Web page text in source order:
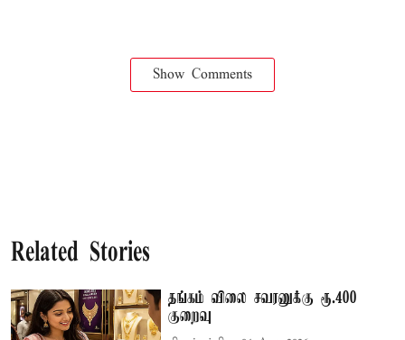
Show Comments
Related Stories
தங்கம் விலை சவரனுக்கு ரூ.400
குறைவு